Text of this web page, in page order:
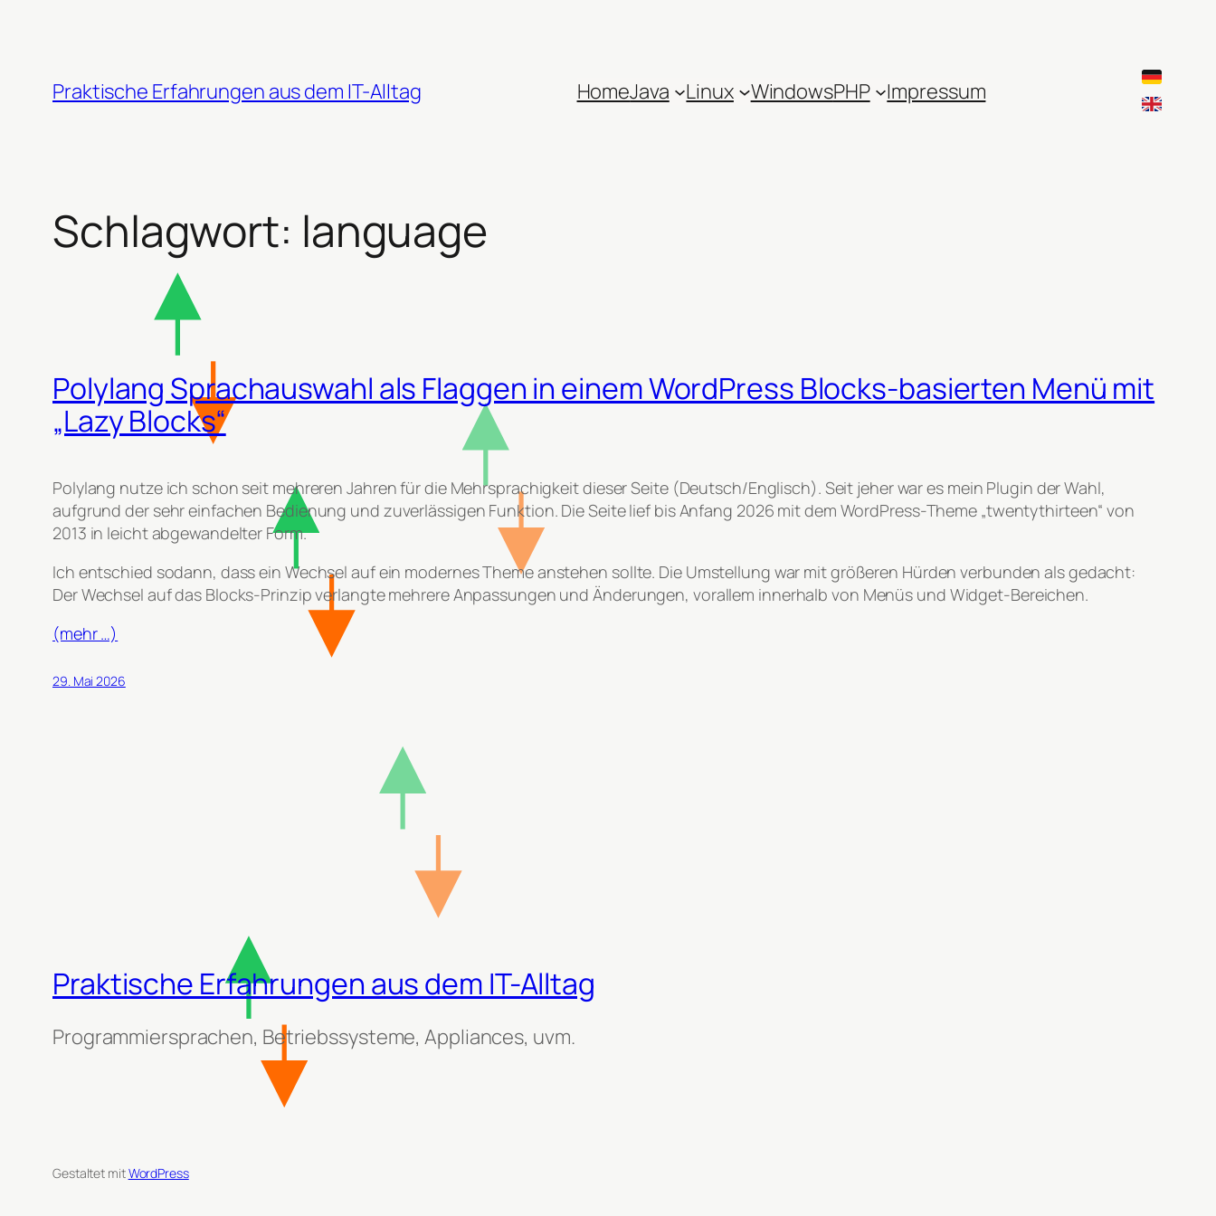
Praktische Erfahrungen aus dem IT-Alltag HomeJava Linux WindowsPHP Impressum
Schlagwort: language
Polylang Sprachauswahl als Flaggen in einem WordPress Blocks-basierten Menü mit
„Lazy Blocks“
Polylang nutze ich schon seit mehreren Jahren für die Mehrsprachigkeit dieser Seite (Deutsch/Englisch). Seit jeher war es mein Plugin der Wahl,
aufgrund der sehr einfachen Bedienung und zuverlässigen Funktion. Die Seite lief bis Anfang 2026 mit dem WordPress-Theme „twentythirteen“ von
2013 in leicht abgewandelter Form.
Ich entschied sodann, dass ein Wechsel auf ein modernes Theme anstehen sollte. Die Umstellung war mit größeren Hürden verbunden als gedacht:
Der Wechsel auf das Blocks-Prinzip verlangte mehrere Anpassungen und Änderungen, vorallem innerhalb von Menüs und Widget-Bereichen.
(mehr …)
29. Mai 2026
Praktische Erfahrungen aus dem IT-Alltag
Programmiersprachen, Betriebssysteme, Appliances, uvm.
Gestaltet mitWordPress